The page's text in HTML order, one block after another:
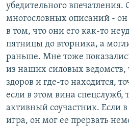
убедительного впечатления.
многословных описаний -
в том, что они его как-то
пятницы до вторника, а
раньше. Мне тоже
из наших силовых
здоров и где-то находится,
если в этом вина спецслужб,
активный соучастник. Если
игра, он мог ее прервать